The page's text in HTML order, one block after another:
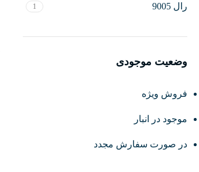
رال 9005 1
وضعیت موجودی
فروش ویژه
موجود در انبار
در صورت سفارش مجدد